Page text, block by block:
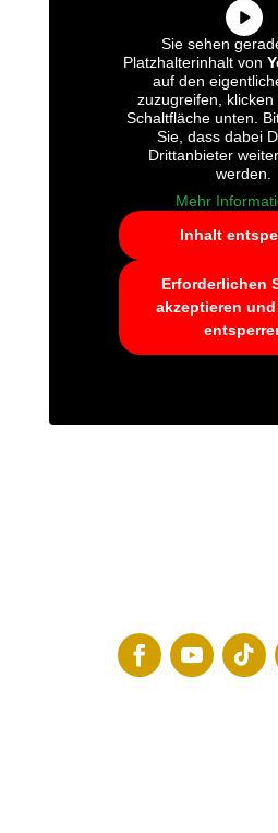
Sie sehen
Platzhalterinhalt von
auf den
zuzugreifen, klicken
Schaltfläche unten.
Sie, dass dabei
Drittanbieter
werden.
Mehr
Inhalt
Erforderlichen
akzeptieren